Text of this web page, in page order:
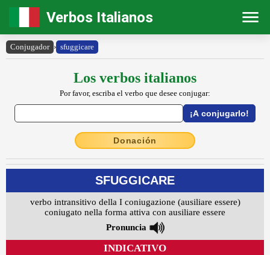
Verbos Italianos
Conjugador › sfuggicare
Los verbos italianos
Por favor, escriba el verbo que desee conjugar:
Donación
SFUGGICARE
verbo intransitivo della I coniugazione (ausiliare essere)
coniugato nella forma attiva con ausiliare essere
Pronuncia
INDICATIVO